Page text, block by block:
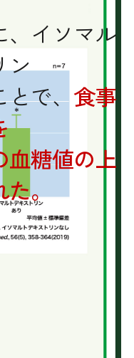
、イソマル
ン
とで、食事
血糖値の上
た。